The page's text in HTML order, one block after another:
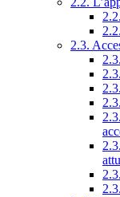
2.3.